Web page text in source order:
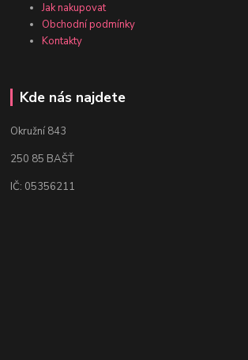
Jak nakupovat
Obchodní podmínky
Kontakty
Kde nás najdete
Okružní 843
250 85 BAŠŤ
IČ: 05356211